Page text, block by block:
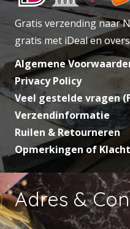
Gratis verzending naar
gratis met iDeal en
Algemene
Privacy Policy
Veel gestelde vragen
Verzendinformatie
Ruilen & Retourneren
Opmerkingen of
Adres &